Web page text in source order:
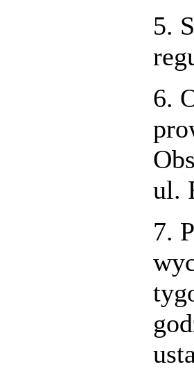
5.
6.
ul.
7.